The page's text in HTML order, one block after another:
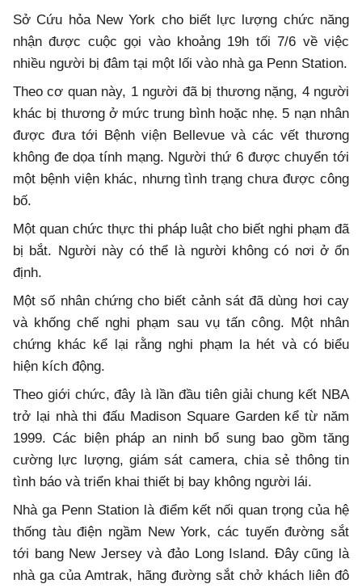
Sở Cứu hỏa New York cho biết lực lượng chức năng
nhận được cuộc gọi vào khoảng 19h tối 7/6 về việc
nhiều người bị đâm tại một lối vào nhà ga Penn Station.
Theo cơ quan này, 1 người đã bị thương nặng, 4 người
khác bị thương ở mức trung bình hoặc nhẹ. 5 nạn nhân
được đưa tới Bệnh viện Bellevue và các vết thương
không đe dọa tính mạng. Người thứ 6 được chuyển tới
một bệnh viện khác, nhưng tình trạng chưa được công
bố.
Một quan chức thực thi pháp luật cho biết nghi phạm đã
bị bắt. Người này có thể là người không có nơi ở ổn
định.
Một số nhân chứng cho biết cảnh sát đã dùng hơi cay
và khống chế nghi phạm sau vụ tấn công. Một nhân
chứng khác kể lại rằng nghi phạm la hét và có biểu
hiện kích động.
Theo giới chức, đây là lần đầu tiên giải chung kết NBA
trở lại nhà thi đấu Madison Square Garden kể từ năm
1999. Các biện pháp an ninh bổ sung bao gồm tăng
cường lực lượng, giám sát camera, chia sẻ thông tin
tình báo và triển khai thiết bị bay không người lái.
Nhà ga Penn Station là điểm kết nối quan trọng của hệ
thống tàu điện ngầm New York, các tuyến đường sắt
tới bang New Jersey và đảo Long Island. Đây cũng là
nhà ga của Amtrak, hãng đường sắt chở khách liên đô